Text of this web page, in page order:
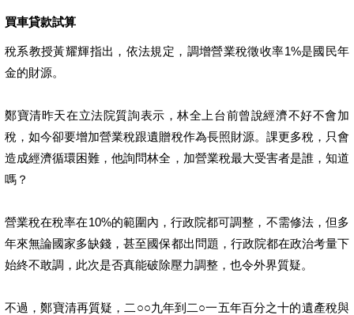
買車貸款試算
稅系教授黃耀輝指出，依法規定，調增營業稅徵收率1%是國民年
金的財源。
鄭寶清昨天在立法院質詢表示，林全上台前曾說經濟不好不會加
稅，如今卻要增加營業稅跟遺贈稅作為長照財源。課更多稅，只會
造成經濟循環困難，他詢問林全，加營業稅最大受害者是誰，知道
嗎？
營業稅在稅率在10%的範圍內，行政院都可調整，不需修法，但多
年來無論國家多缺錢，甚至國保都出問題，行政院都在政治考量下
始終不敢調，此次是否真能破除壓力調整，也令外界質疑。
不過，鄭寶清再質疑，二○○九年到二○一五年百分之十的遺產稅與